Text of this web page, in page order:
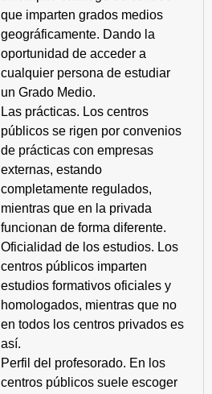
que imparten grados medios
geográficamente. Dando la
oportunidad de acceder a
cualquier persona de estudiar
un Grado Medio.
Las prácticas. Los centros
públicos se rigen por convenios
de prácticas con empresas
externas, estando
completamente regulados,
mientras que en la privada
funcionan de forma diferente.
Oficialidad de los estudios. Los
centros públicos imparten
estudios formativos oficiales y
homologados, mientras que no
en todos los centros privados es
así.
Perfil del profesorado. En los
centros públicos suele escoger